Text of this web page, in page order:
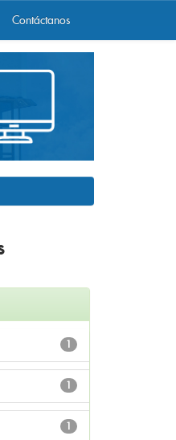
Contáctanos
1
1
1